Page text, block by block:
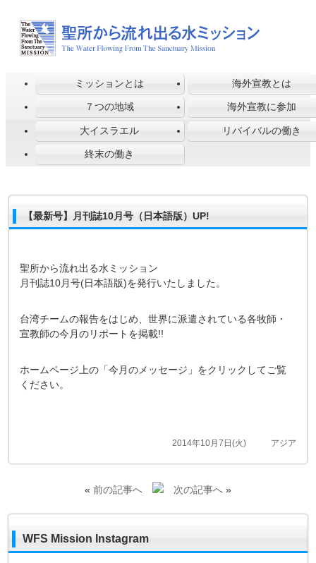
ミッションとは 海外宣教とは
７つの地域 海外宣教に参加
大イスラエル リバイバルの働き
終末の働き
【最新号】月刊誌10月号（日本語版）UP!
聖所から流れ出る水ミッション
月刊誌10月号(日本語版)を発行いたしました。
台湾チームの報告をはじめ、世界に派遣されている各牧師・
宣教師の今月のリポートを掲載!!
ホームページ上の「今月のメッセージ」をクリックしてご覧
ください。
2014年10月7日(火) アジア
« 前の記事へ 次の記事へ»
WFS Mission Instagram